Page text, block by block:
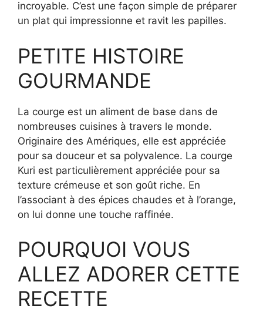
incroyable. C’est une façon simple de préparer
un plat qui impressionne et ravit les papilles.
PETITE HISTOIRE
GOURMANDE
La courge est un aliment de base dans de
nombreuses cuisines à travers le monde.
Originaire des Amériques, elle est appréciée
pour sa douceur et sa polyvalence. La courge
Kuri est particulièrement appréciée pour sa
texture crémeuse et son goût riche. En
l’associant à des épices chaudes et à l’orange,
on lui donne une touche raffinée.
POURQUOI VOUS
ALLEZ ADORER CETTE
RECETTE